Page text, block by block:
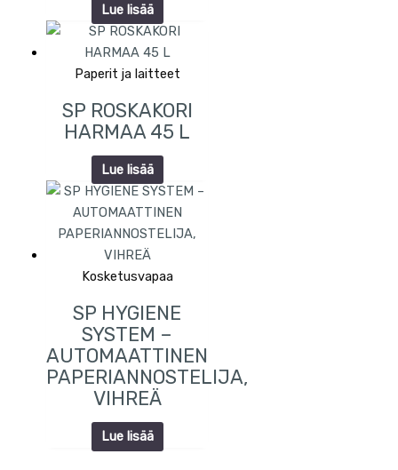
Lue lisää
Paperit ja laitteet
SP ROSKAKORI
HARMAA 45 L
Lue lisää
Kosketusvapaa
SP HYGIENE
SYSTEM –
AUTOMAATTINEN
PAPERIANNOSTELIJA,
VIHREÄ
Lue lisää